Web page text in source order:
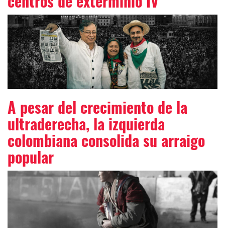
A pesar del crecimiento de la
ultraderecha, la izquierda
colombiana consolida su arraigo
popular